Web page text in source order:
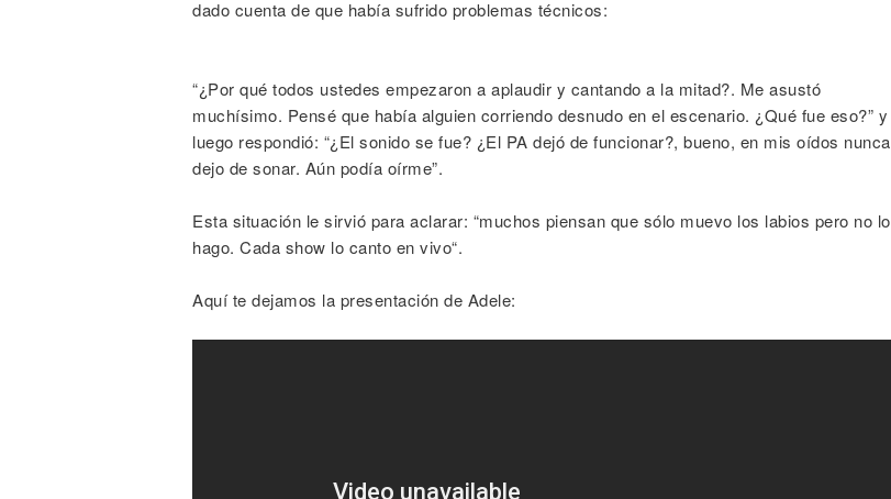
dado cuenta de que había sufrido problemas técnicos:
“¿Por qué todos ustedes empezaron a aplaudir y cantando a la mitad?. Me asustó
muchísimo. Pensé que había alguien corriendo desnudo en el escenario. ¿Qué fue eso?” y
luego respondió: “¿El sonido se fue? ¿El PA dejó de funcionar?, bueno, en mis oídos nunca
dejo de sonar. Aún podía oírme”.
Esta situación le sirvió para aclarar: “muchos piensan que sólo muevo los labios pero no lo
hago. Cada show lo canto en vivo“.
Aquí te dejamos la presentación de Adele: